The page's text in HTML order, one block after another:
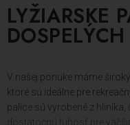
LYŽIARSKE
DOSPELÝCH
V našej ponuke máme
ktoré sú ideálne pre
palice sú vyrobené z
dostatočnú tuhosť pre